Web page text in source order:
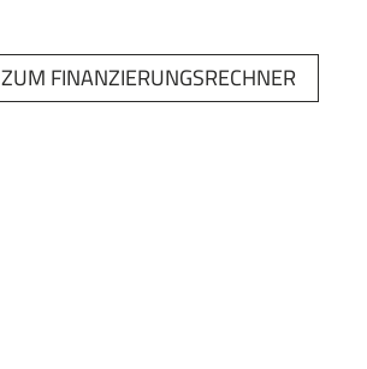
ZUM FINANZIERUNGSRECHNER